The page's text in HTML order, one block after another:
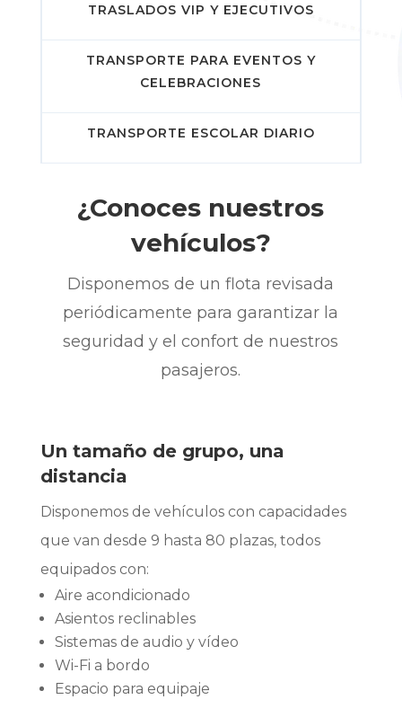
TRASLADOS VIP Y EJECUTIVOS
TRANSPORTE PARA EVENTOS Y
CELEBRACIONES
TRANSPORTE ESCOLAR DIARIO
¿Conoces nuestros
vehículos?
Disponemos de un flota revisada
periódicamente para garantizar la
seguridad y el confort de nuestros
pasajeros.
Un tamaño de grupo, una
distancia
Disponemos de vehículos con capacidades
que van desde 9 hasta 80 plazas, todos
equipados con:
Aire acondicionado
Asientos reclinables
Sistemas de audio y vídeo
Wi-Fi a bordo
Espacio para equipaje